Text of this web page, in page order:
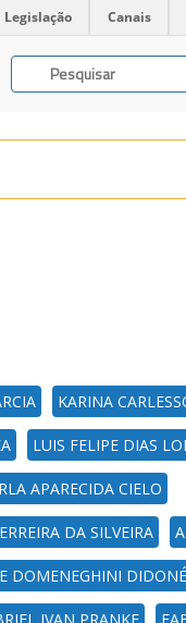
Legislação Canais
KARINA
LUIS FELIPE DIAS
APARECIDA CIELO
DA SILVEIRA
DOMENEGHINI DIDONÉ